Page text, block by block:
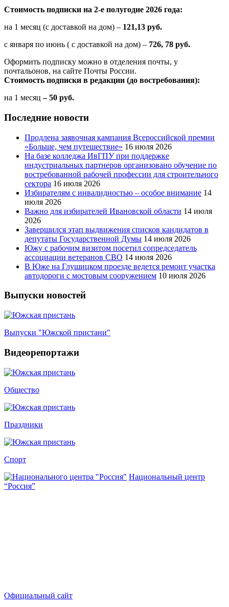
Стоимость подписки на 2-е полугодие 2026 года:
на 1 месяц (с доставкой на дом) – 121,13 руб.
с января по июнь ( с доставкой на дом) – 726, 78 руб.
Оформить подписку можно в отделения почты, у
почтальонов, на сайте Почты России.
Стоимость подписки в редакции (до востребования):
на 1 месяц – 50 руб.
Последние новости
Продлена заявочная кампания Всероссийской премии
«Больше, чем путешествие» 16 июля 2026
На базе колледжа ИвГПУ при поддержке
индустриальных партнеров организовано обучение по
востребованной рабочей профессии для строительного
сектора 16 июля 2026
Избирателям с инвалидностью – особое внимание 14
июля 2026
Важно для избирателей Ивановской области 14 июля
2026
Завершился этап выдвижения списков кандидатов в
депутаты Государственной Думы 14 июля 2026
Южу с рабочим визитом посетил сопредседатель
ассоциации ветеранов СВО 14 июля 2026
В Юже на Глушицком проезде ведется ремонт участка
автодороги с мостовым сооружением 10 июля 2026
Выпуски новостей
Выпуски "Южской пристани"
Видеорепортажи
Общество
Праздники
Спорт
Национальный центр
“Россия”
Официальный сайт